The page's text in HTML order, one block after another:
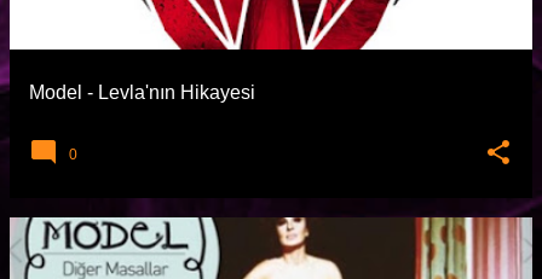
a
r
Model - Levla'nın Hikayesi
0